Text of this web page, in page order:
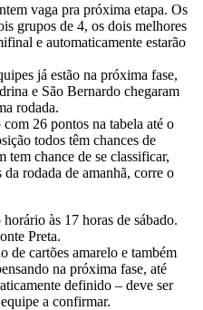
vaga pra próxima etapa. Os
grupos de 4, os dois melhores
e automaticamente estarão
já estão na próxima fase,
e São Bernardo chegaram
rodada.
26 pontos na tabela até o
todos têm chances de
tem chance de se classificar,
rodada de amanhã, corre o
às 17 horas de sábado.
Preta.
de cartões amarelo e também
na próxima fase, até
definido – deve ser
a confirmar.